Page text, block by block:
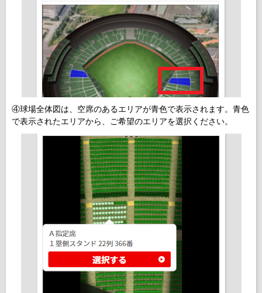
④球場全体図は、空席のあるエリアが青色で表示されます。青色
で表示されたエリアから、ご希望のエリアを選択ください。